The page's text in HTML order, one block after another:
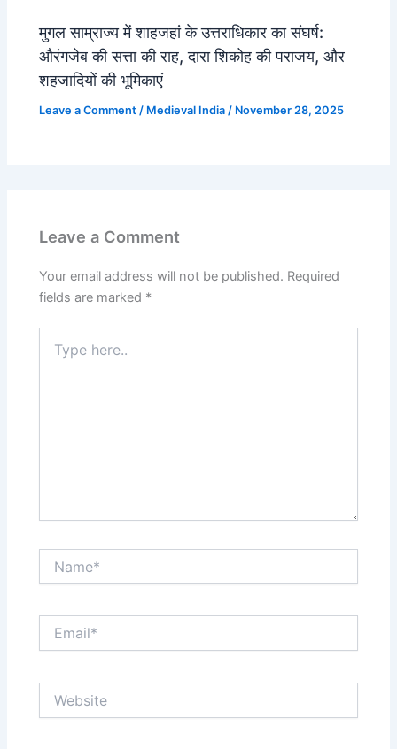
मुगल साम्राज्य में शाहजहां के उत्तराधिकार का संघर्ष:
औरंगजेब की सत्ता की राह, दारा शिकोह की पराजय, और
शहजादियों की भूमिकाएं
Leave a Comment / Medieval India / November 28, 2025
Leave a Comment
Your email address will not be published. Required
fields are marked *
here..